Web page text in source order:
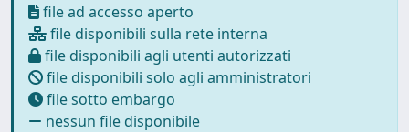
file ad accesso aperto
file disponibili sulla rete interna
file disponibili agli utenti autorizzati
file disponibili solo agli amministratori
file sotto embargo
nessun file disponibile